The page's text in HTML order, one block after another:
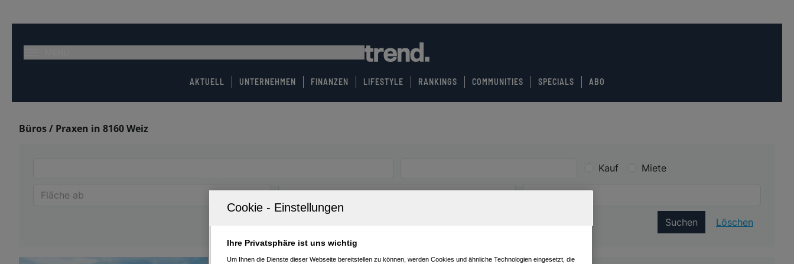
AKTUELL UNTERNEHMEN FINANZEN LIFESTYLE RANKINGS COMMUNITIES SPECIALS ABO
Büros / Praxen in 8160 Weiz
Kauf Miete
Suchen Löschen
Ihre Privatsphäre ist uns wichtig
Um Ihnen die Dienste dieser Webseite bereitstellen zu können, werden Cookies und ähnliche Technologien eingesetzt, die